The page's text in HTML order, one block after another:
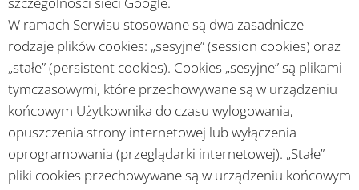
W ramach Serwisu stosowane są dwa zasadnicze
rodzaje plików cookies: „sesyjne” (session cookies) oraz
„stałe” (persistent cookies). Cookies „sesyjne” są plikami
tymczasowymi, które przechowywane są w urządzeniu
końcowym Użytkownika do czasu wylogowania,
opuszczenia strony internetowej lub wyłączenia
oprogramowania (przeglądarki internetowej). „Stałe”
pliki cookies przechowywane są w urządzeniu końcowym